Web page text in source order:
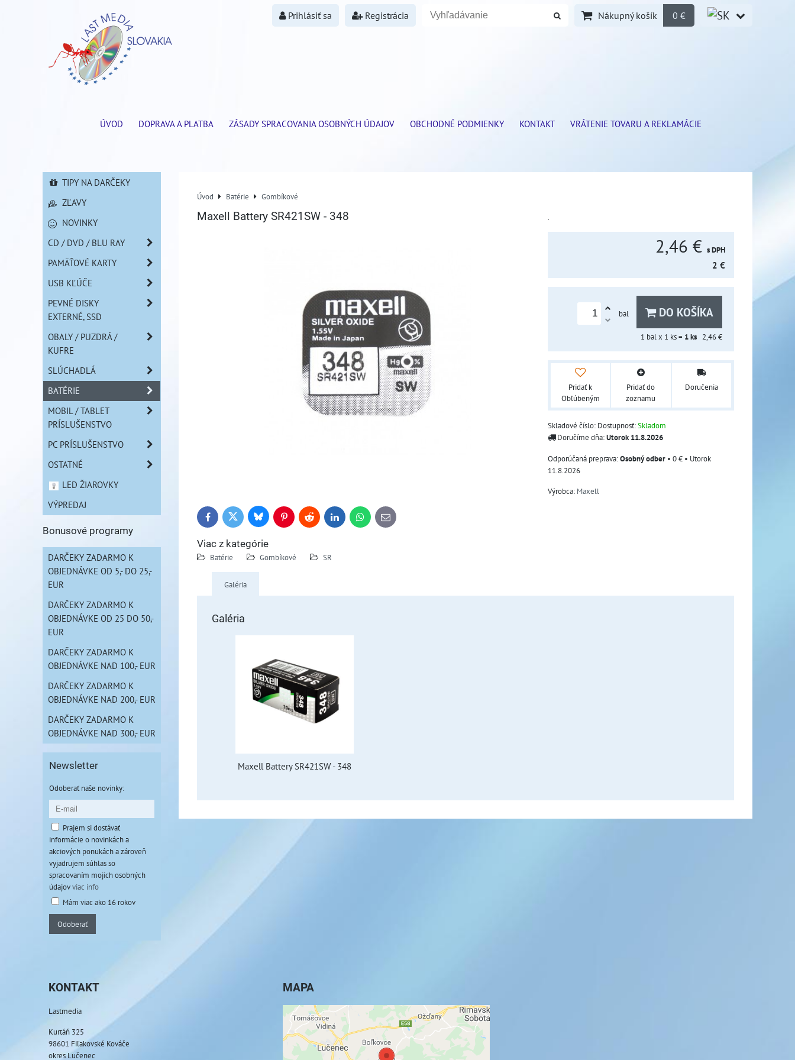
Prihlásiť sa Registrácia Nákupný košík 0 €
ÚVOD DOPRAVA A PLATBA ZÁSADY SPRACOVANIA OSOBNÝCH ÚDAJOV OBCHODNÉ PODMIENKY KONTAKT VRÁTENIE TOVARU A REKLAMÁCIE
Úvod Batérie Gombíkové
Maxell Battery SR421SW - 348 .
2,46 € s DPH
2 €
bal DO KOŠÍKA
1 bal x 1 ks = 1ks 2,46 €
Pridať k
Obľúbeným
Pridať do
zoznamu
Doručenia
Skladové číslo: Dostupnosť:Skladom
Doručíme dňa:Utorok11.8.2026
Osobný odber • 0 € • Utorok
11.8.2026
Výrobca: Maxell
FacebookTwitter BlueskyPinterestReddit LinkedInWhatsApp
E-
mail
Viac z kategórie
Batérie Gombíkové SR
Galéria
Galéria
Maxell Battery SR421SW - 348
TIPY NA DARČEKY
ZĽAVY
NOVINKY
CD / DVD / BLU RAY
PAMÄŤOVÉ KARTY
USB KĽÚČE
PEVNÉ DISKY
EXTERNÉ, SSD
OBALY / PUZDRÁ /
KUFRE
SLÚCHADLÁ
BATÉRIE
MOBIL / TABLET
PRÍSLUŠENSTVO
PC PRÍSLUŠENSTVO
OSTATNÉ
LED ŽIAROVKY
VÝPREDAJ
Bonusové programy
DARČEKY ZADARMO K
OBJEDNÁVKE OD 5,- DO 25,-
EUR
DARČEKY ZADARMO K
OBJEDNÁVKE OD 25 DO 50,-
EUR
DARČEKY ZADARMO K
OBJEDNÁVKE NAD 100,- EUR
DARČEKY ZADARMO K
OBJEDNÁVKE NAD 200,- EUR
DARČEKY ZADARMO K
OBJEDNÁVKE NAD 300,- EUR
Newsletter
Odoberať naše novinky:
Prajem si dostávať
informácie o novinkách a
akciových ponukách a zároveň
vyjadrujem súhlas so
spracovaním mojich osobných
údajovviac info
Mám viac ako 16 rokov
Odoberať
KONTAKT
Lastmedia
Kurtáň 325
98601 Fiľakovské Kováče
okres Lučenec
MAPA
Externý obsah je blokovaný Voľbami
súkromia